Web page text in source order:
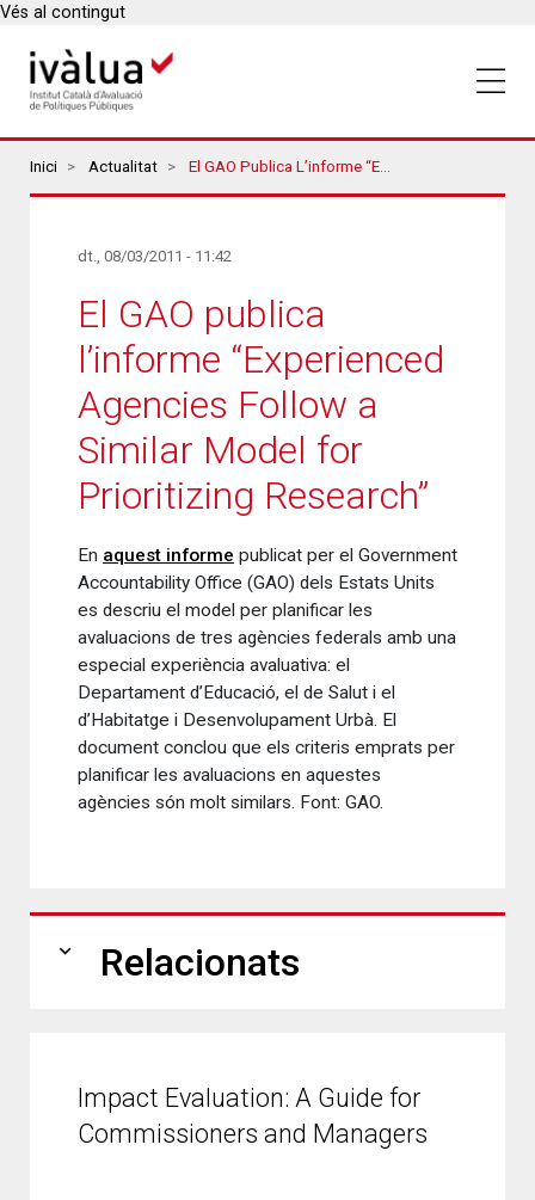
Vés al contingut
Breadcrumbs
Inici Actualitat El GAO Publica L’informe “Experienced Agencies Follow A Similar Model For Prioritizing Research”
dt., 08/03/2011 - 11:42
El GAO publica
l’informe “Experienced
Agencies Follow a
Similar Model for
Prioritizing Research”
En aquest informe publicat per el Government
Accountability Office (GAO) dels Estats Units
es descriu el model per planificar les
avaluacions de tres agències federals amb una
especial experiència avaluativa: el
Departament d’Educació, el de Salut i el
d’Habitatge i Desenvolupament Urbà. El
document conclou que els criteris emprats per
planificar les avaluacions en aquestes
agències són molt similars. Font: GAO.
expand_more Relacionats
Impact Evaluation: A Guide for
Commissioners and Managers